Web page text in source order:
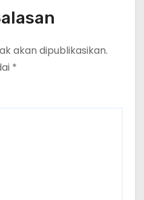
Tv Meminta Pemda
Bertindak
akan dipublikasikan.
*